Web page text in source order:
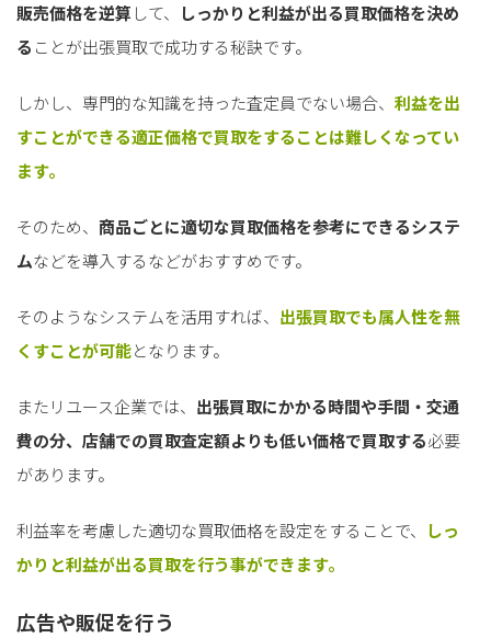
販売価格を逆算 して、
しっかりと利益が出る買取価格を決め
る ことが出張買取で成功する秘訣です。
しかし、専門的な知識を持った査定員でない場合、 利益を出
すことができる適正価格で買取をすることは難しくなってい
ます。
そのため、 商品ごとに適切な買取価格を参考にできるシステ
ムなどを導入するなどがおすすめです。
そのようなシステムを活用すれば、 出張買取でも属人性を無
くすことが可能となります。
またリユース企業では、 出張買取にかかる時間や手間・交通
費の分、店舗での買取査定額よりも低い価格で買取する必要
があります。
利益率を考慮した適切な買取価格を設定をすることで、
しっ
かりと利益が出る買取を行う事ができます。
広告や販促を行う